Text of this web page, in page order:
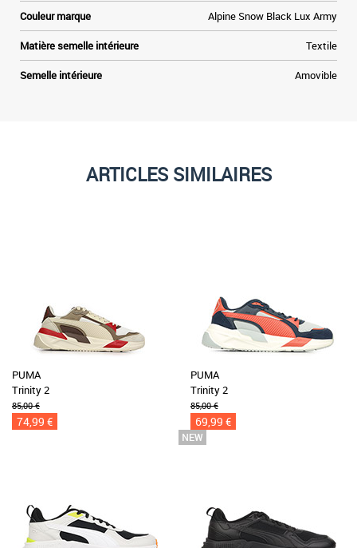
Couleur marque Alpine Snow Black Lux Army
Matière semelle intérieure Textile
Semelle intérieure Amovible
ARTICLES SIMILAIRES
PUMA
Trinity 2
85,00 €
74,99 €
PUMA
Trinity 2
85,00 €
69,99 €